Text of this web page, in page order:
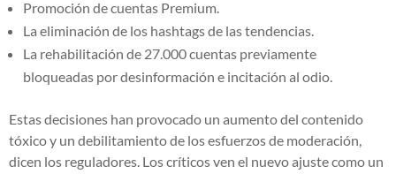
Promoción de cuentas Premium.
La eliminación de los hashtags de las tendencias.
La rehabilitación de 27.000 cuentas previamente
bloqueadas por desinformación e incitación al odio.
Estas decisiones han provocado un aumento del contenido
tóxico y un debilitamiento de los esfuerzos de moderación,
dicen los reguladores. Los críticos ven el nuevo ajuste como un